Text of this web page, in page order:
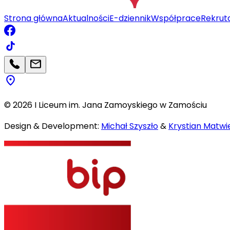
Strona głównaAktualnościE-dziennikWspółprace
©2026 I Liceum im. Jana Zamoyskiego w Zamościu
Design & Development: Michał Szyszło& Krystian